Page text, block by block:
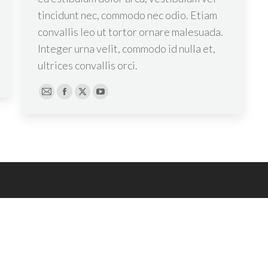
tincidunt nec, commodo nec odio. Etiam
convallis leo ut tortor ornare malesuada.
Integer urna velit, commodo id nulla et,
ultrices convallis orci.
E-
Facebook
X YouTube